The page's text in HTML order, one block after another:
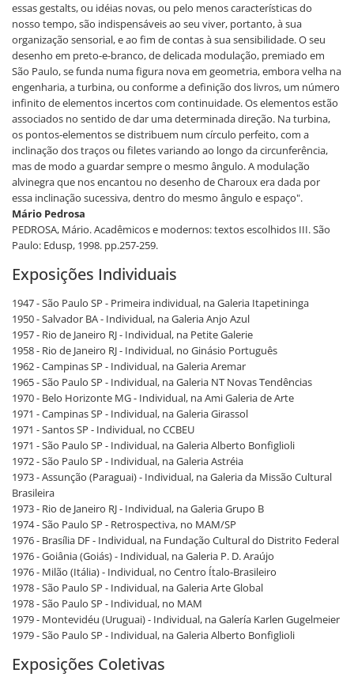
essas gestalts, ou idéias novas, ou pelo menos características do
nosso tempo, são indispensáveis ao seu viver, portanto, à sua
organização sensorial, e ao fim de contas à sua sensibilidade. O seu
desenho em preto-e-branco, de delicada modulação, premiado em
São Paulo, se funda numa figura nova em geometria, embora velha na
engenharia, a turbina, ou conforme a definição dos livros, um número
infinito de elementos incertos com continuidade. Os elementos estão
associados no sentido de dar uma determinada direção. Na turbina,
os pontos-elementos se distribuem num círculo perfeito, com a
inclinação dos traços ou filetes variando ao longo da circunferência,
mas de modo a guardar sempre o mesmo ângulo. A modulação
alvinegra que nos encantou no desenho de Charoux era dada por
essa inclinação sucessiva, dentro do mesmo ângulo e espaço".
Mário Pedrosa
PEDROSA, Mário. Acadêmicos e modernos: textos escolhidos III. São
Paulo: Edusp, 1998. pp.257-259.
Exposições Individuais
1947 - São Paulo SP - Primeira individual, na Galeria Itapetininga
1950 - Salvador BA - Individual, na Galeria Anjo Azul
1957 - Rio de Janeiro RJ - Individual, na Petite Galerie
1958 - Rio de Janeiro RJ - Individual, no Ginásio Português
1962 - Campinas SP - Individual, na Galeria Aremar
1965 - São Paulo SP - Individual, na Galeria NT Novas Tendências
1970 - Belo Horizonte MG - Individual, na Ami Galeria de Arte
1971 - Campinas SP - Individual, na Galeria Girassol
1971 - Santos SP - Individual, no CCBEU
1971 - São Paulo SP - Individual, na Galeria Alberto Bonfiglioli
1972 - São Paulo SP - Individual, na Galeria Astréia
1973 - Assunção (Paraguai) - Individual, na Galeria da Missão Cultural
Brasileira
1973 - Rio de Janeiro RJ - Individual, na Galeria Grupo B
1974 - São Paulo SP - Retrospectiva, no MAM/SP
1976 - Brasília DF - Individual, na Fundação Cultural do Distrito Federal
1976 - Goiânia (Goiás) - Individual, na Galeria P. D. Araújo
1976 - Milão (Itália) - Individual, no Centro Ítalo-Brasileiro
1978 - São Paulo SP - Individual, na Galeria Arte Global
1978 - São Paulo SP - Individual, no MAM
1979 - Montevidéu (Uruguai) - Individual, na Galería Karlen Gugelmeier
1979 - São Paulo SP - Individual, na Galeria Alberto Bonfiglioli
Exposições Coletivas